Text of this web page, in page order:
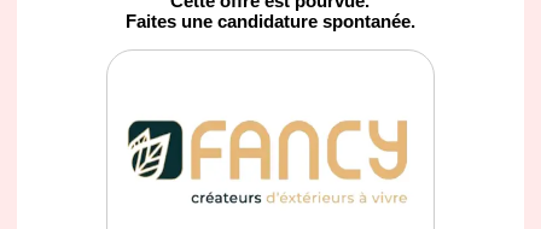
Faites une candidature spontanée.